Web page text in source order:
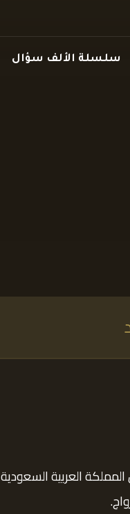
سلسلة الألف سؤال
العربية